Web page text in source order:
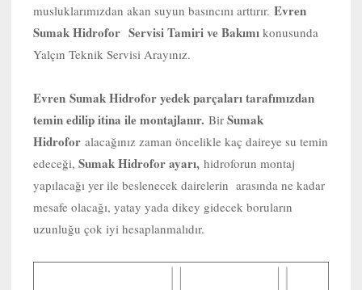
musluklarımızdan akan suyun basıncını arttırır. Evren
Sumak Hidrofor Servisi Tamiri ve Bakımı konusunda
Yalçın Teknik Servisi Arayınız.
Evren Sumak Hidrofor yedek parçaları tarafımızdan
temin edilip itina ile montajlanır. Bir Sumak
Hidrofor alacağınız zaman öncelikle kaç daireye su temin
edeceği, Sumak Hidrofor ayarı, hidroforun montaj
yapılacağı yer ile beslenecek dairelerin arasında ne kadar
mesafe olacağı, yatay yada dikey gidecek boruların
uzunluğu çok iyi hesaplanmalıdır.